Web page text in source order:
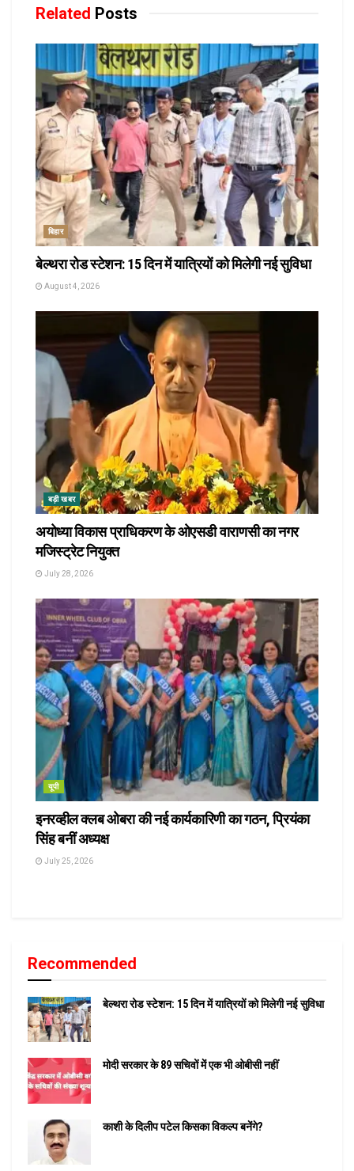
Related Posts
बिहार
बेल्थरा रोड स्टेशन: 15 दिन में यात्रियों को मिलेगी नई सुविधा
August 4, 2026
बड़ी खबर
अयोध्या विकास प्राधिकरण के ओएसडी वाराणसी का नगर
मजिस्ट्रेट नियुक्त
July 28, 2026
यूपी
इनरव्हील क्लब ओबरा की नई कार्यकारिणी का गठन, प्रियंका
सिंह बनीं अध्यक्ष
July 25, 2026
Recommended
बेल्थरा रोड स्टेशन: 15 दिन में यात्रियों को मिलेगी नई सुविधा
मोदी सरकार के 89 सचिवों में एक भी ओबीसी नहीं
काशी के दिलीप पटेल किसका विकल्प बनेंगे?